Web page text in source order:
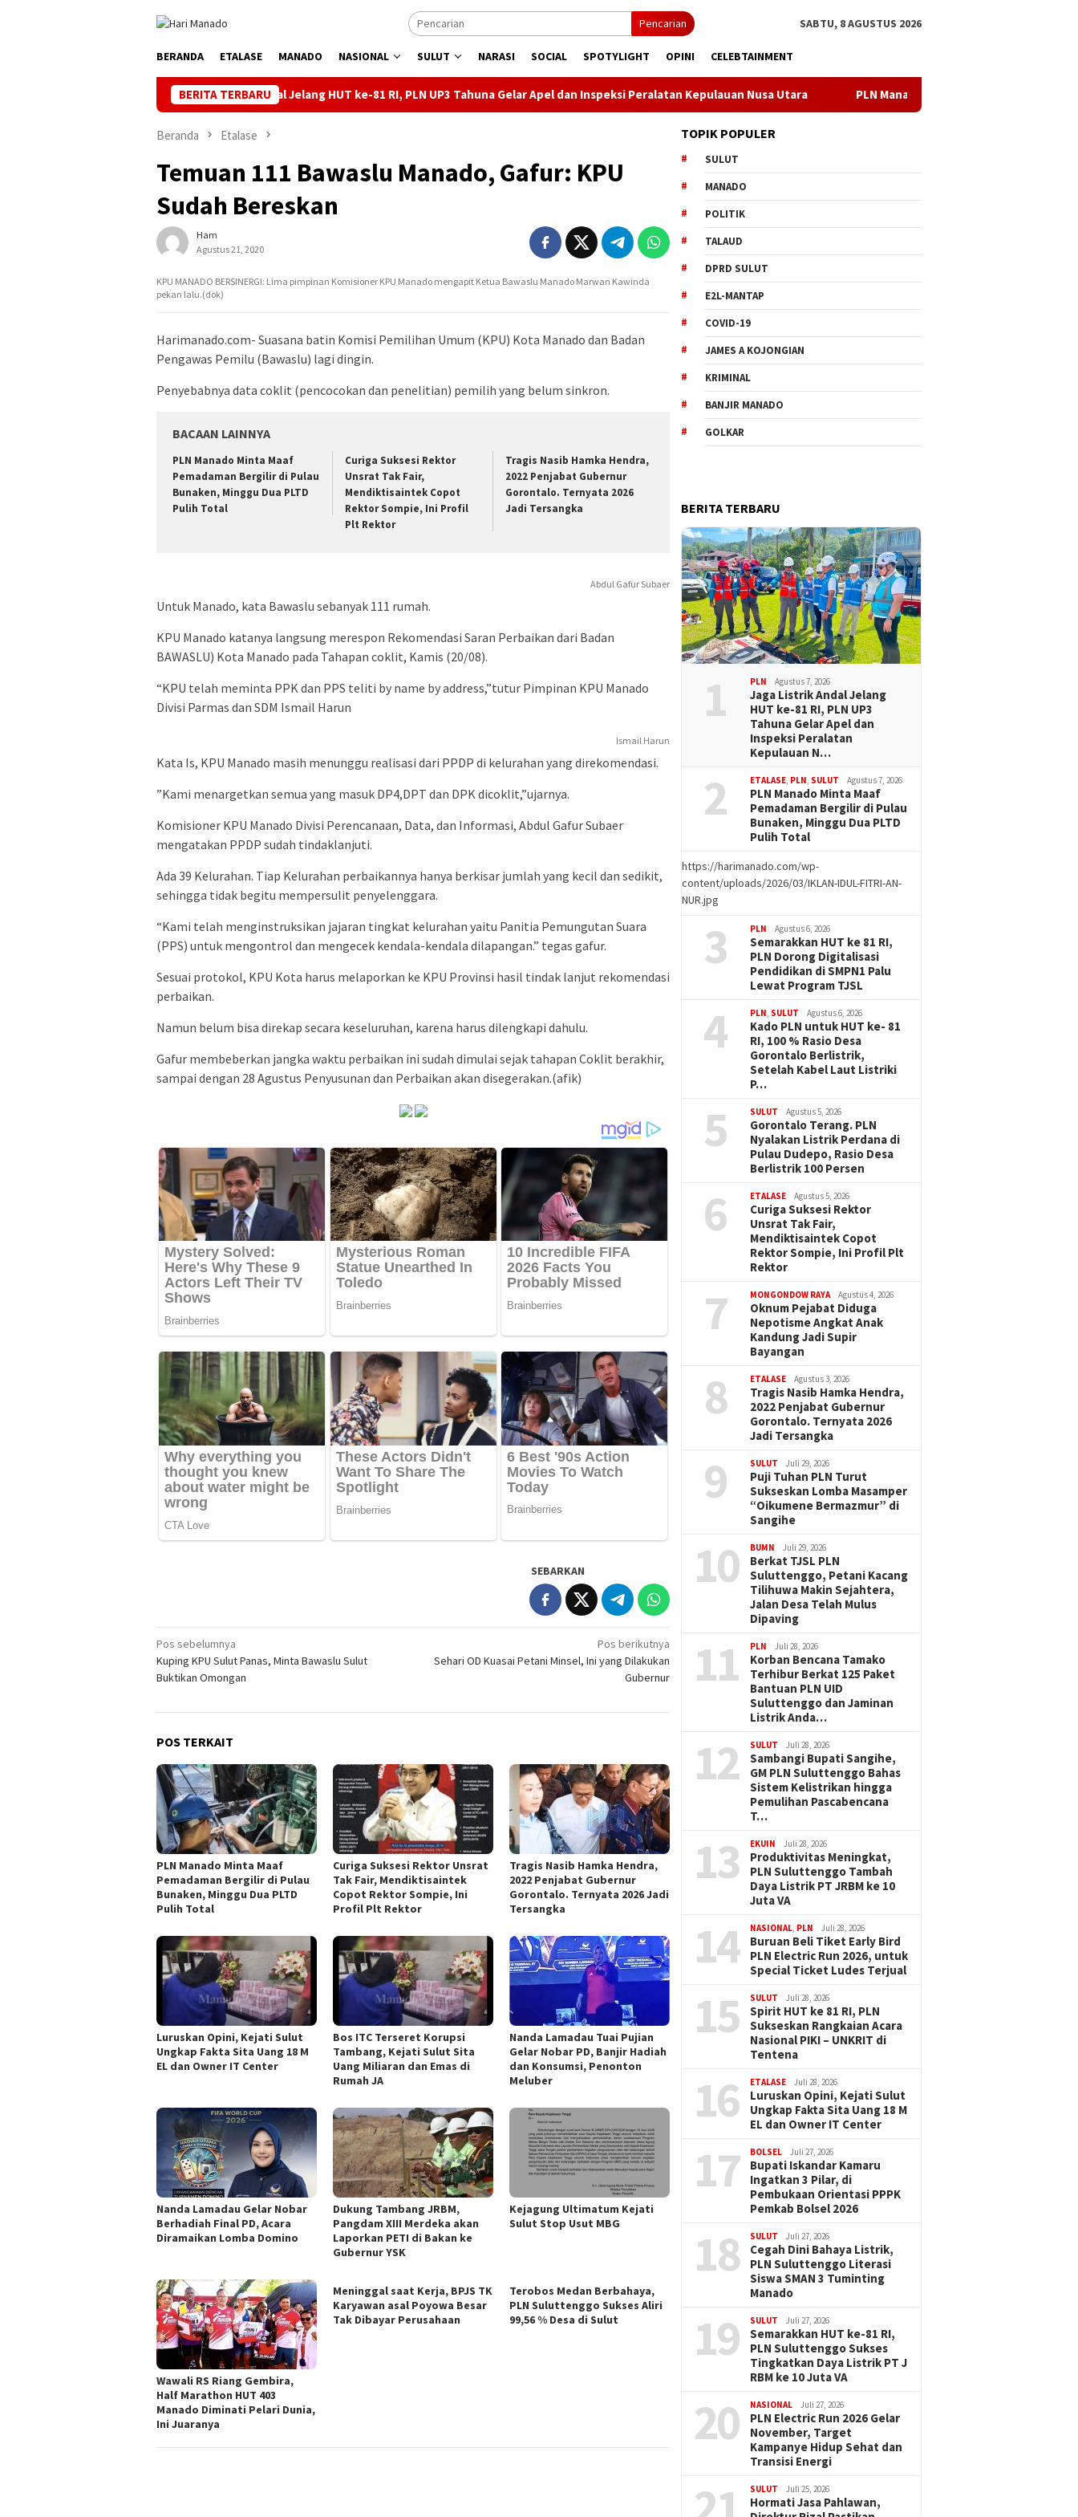
Pencarian SABTU, 8 AGUSTUS 2026
BERANDA ETALASE MANADO NASIONAL SULUT NARASI SOCIAL SPOTYLIGHT OPINI CELEBTAINMENT
BERITA TERBARU
Jaga Listrik Andal Jelang HUT ke-81 RI, PLN UP3 Tahuna Gelar Apel dan Inspeksi Peralatan Kepulauan Nusa Utara PLN Manado Minta Maaf Pemadaman Bergilir di Pulau
Beranda Etalase
Temuan 111 Bawaslu Manado, Gafur: KPU
Sudah Bereskan
Ham
Agustus 21, 2020
KPU MANADO BERSINERGI: Lima pimpinan Komisioner KPU Manado mengapit Ketua Bawaslu Manado Marwan Kawinda
pekan lalu.(dok)
Harimanado.com- Suasana batin Komisi Pemilihan Umum (KPU) Kota Manado dan Badan
Pengawas Pemilu (Bawaslu) lagi dingin.
Penyebabnya data coklit (pencocokan dan penelitian) pemilih yang belum sinkron.
BACAAN LAINNYA
PLN Manado Minta Maaf
Pemadaman Bergilir di Pulau
Bunaken, Minggu Dua PLTD
Pulih Total
Curiga Suksesi Rektor
Unsrat Tak Fair,
Mendiktisaintek Copot
Rektor Sompie, Ini Profil
Plt Rektor
Tragis Nasib Hamka Hendra,
2022 Penjabat Gubernur
Gorontalo. Ternyata 2026
Jadi Tersangka
Abdul Gafur Subaer
Untuk Manado, kata Bawaslu sebanyak 111 rumah.
KPU Manado katanya langsung merespon Rekomendasi Saran Perbaikan dari Badan
BAWASLU) Kota Manado pada Tahapan coklit, Kamis (20/08).
“KPU telah meminta PPK dan PPS teliti by name by address,”tutur Pimpinan KPU Manado
Divisi Parmas dan SDM Ismail Harun
Ismail Harun
Kata Is, KPU Manado masih menunggu realisasi dari PPDP di kelurahan yang direkomendasi.
”Kami menargetkan semua yang masuk DP4,DPT dan DPK dicoklit,”ujarnya.
Komisioner KPU Manado Divisi Perencanaan, Data, dan Informasi, Abdul Gafur Subaer
mengatakan PPDP sudah tindaklanjuti.
Ada 39 Kelurahan. Tiap Kelurahan perbaikannya hanya berkisar jumlah yang kecil dan sedikit,
sehingga tidak begitu mempersulit penyelenggara.
“Kami telah menginstruksikan jajaran tingkat kelurahan yaitu Panitia Pemungutan Suara
(PPS) untuk mengontrol dan mengecek kendala-kendala dilapangan.” tegas gafur.
Sesuai protokol, KPU Kota harus melaporkan ke KPU Provinsi hasil tindak lanjut rekomendasi
perbaikan.
Namun belum bisa direkap secara keseluruhan, karena harus dilengkapi dahulu.
Gafur membeberkan jangka waktu perbaikan ini sudah dimulai sejak tahapan Coklit berakhir,
sampai dengan 28 Agustus Penyusunan dan Perbaikan akan disegerakan.(afik)
SEBARKAN
Navigasi
pos
Pos sebelumnya
Kuping KPU Sulut Panas, Minta Bawaslu Sulut
Buktikan Omongan
Pos berikutnya
Sehari OD Kuasai Petani Minsel, Ini yang Dilakukan
Gubernur
POS TERKAIT
PLN Manado Minta Maaf
Pemadaman Bergilir di Pulau
Bunaken, Minggu Dua PLTD
Pulih Total
Curiga Suksesi Rektor Unsrat
Tak Fair, Mendiktisaintek
Copot Rektor Sompie, Ini
Profil Plt Rektor
Tragis Nasib Hamka Hendra,
2022 Penjabat Gubernur
Gorontalo. Ternyata 2026 Jadi
Tersangka
Luruskan Opini, Kejati Sulut
Ungkap Fakta Sita Uang 18 M
EL dan Owner IT Center
Bos ITC Terseret Korupsi
Tambang, Kejati Sulut Sita
Uang Miliaran dan Emas di
Rumah JA
Nanda Lamadau Tuai Pujian
Gelar Nobar PD, Banjir Hadiah
dan Konsumsi, Penonton
Meluber
Nanda Lamadau Gelar Nobar
Berhadiah Final PD, Acara
Diramaikan Lomba Domino
Dukung Tambang JRBM,
Pangdam XIII Merdeka akan
Laporkan PETI di Bakan ke
Gubernur YSK
Kejagung Ultimatum Kejati
Sulut Stop Usut MBG
Wawali RS Riang Gembira,
Half Marathon HUT 403
Manado Diminati Pelari Dunia,
Ini Juaranya
Meninggal saat Kerja, BPJS TK
Karyawan asal Poyowa Besar
Tak Dibayar Perusahaan
Terobos Medan Berbahaya,
PLN Suluttenggo Sukses Aliri
99,56 % Desa di Sulut
TOPIK POPULER
SULUT
MANADO
POLITIK
TALAUD
DPRD SULUT
E2L-MANTAP
COVID-19
JAMES A KOJONGIAN
KRIMINAL
BANJIR MANADO
GOLKAR
BERITA TERBARU
1 PLN Agustus 7, 2026
Jaga Listrik Andal Jelang
HUT ke-81 RI, PLN UP3
Tahuna Gelar Apel dan
Inspeksi Peralatan
Kepulauan N…
2 ETALASE PLN SULUT Agustus 7, 2026
PLN Manado Minta Maaf
Pemadaman Bergilir di Pulau
Bunaken, Minggu Dua PLTD
Pulih Total
https://harimanado.com/wp-
content/uploads/2026/03/IKLAN-IDUL-FITRI-AN-
NUR.jpg
3 PLN Agustus 6, 2026
Semarakkan HUT ke 81 RI,
PLN Dorong Digitalisasi
Pendidikan di SMPN1 Palu
Lewat Program TJSL
4 PLN SULUT Agustus 6, 2026
Kado PLN untuk HUT ke- 81
RI, 100 % Rasio Desa
Gorontalo Berlistrik,
Setelah Kabel Laut Listriki
P…
5 SULUT Agustus 5, 2026
Gorontalo Terang. PLN
Nyalakan Listrik Perdana di
Pulau Dudepo, Rasio Desa
Berlistrik 100 Persen
6 ETALASE Agustus 5, 2026
Curiga Suksesi Rektor
Unsrat Tak Fair,
Mendiktisaintek Copot
Rektor Sompie, Ini Profil Plt
Rektor
7 MONGONDOW RAYA Agustus 4, 2026
Oknum Pejabat Diduga
Nepotisme Angkat Anak
Kandung Jadi Supir
Bayangan
8 ETALASE Agustus 3, 2026
Tragis Nasib Hamka Hendra,
2022 Penjabat Gubernur
Gorontalo. Ternyata 2026
Jadi Tersangka
9 SULUT Juli 29, 2026
Puji Tuhan PLN Turut
Sukseskan Lomba Masamper
“Oikumene Bermazmur” di
Sangihe
10 BUMN Juli 29, 2026
Berkat TJSL PLN
Suluttenggo, Petani Kacang
Tilihuwa Makin Sejahtera,
Jalan Desa Telah Mulus
Dipaving
11 PLN Juli 28, 2026
Korban Bencana Tamako
Terhibur Berkat 125 Paket
Bantuan PLN UID
Suluttenggo dan Jaminan
Listrik Anda…
12 SULUT Juli 28, 2026
Sambangi Bupati Sangihe,
GM PLN Suluttenggo Bahas
Sistem Kelistrikan hingga
Pemulihan Pascabencana
T…
13 EKUIN Juli 28, 2026
Produktivitas Meningkat,
PLN Suluttenggo Tambah
Daya Listrik PT JRBM ke 10
Juta VA
14 NASIONAL PLN Juli 28, 2026
Buruan Beli Tiket Early Bird
PLN Electric Run 2026, untuk
Special Ticket Ludes Terjual
15 SULUT Juli 28, 2026
Spirit HUT ke 81 RI, PLN
Sukseskan Rangkaian Acara
Nasional PIKI – UNKRIT di
Tentena
16 ETALASE Juli 28, 2026
Luruskan Opini, Kejati Sulut
Ungkap Fakta Sita Uang 18 M
EL dan Owner IT Center
17 BOLSEL Juli 27, 2026
Bupati Iskandar Kamaru
Ingatkan 3 Pilar, di
Pembukaan Orientasi PPPK
Pemkab Bolsel 2026
18 SULUT Juli 27, 2026
Cegah Dini Bahaya Listrik,
PLN Suluttenggo Literasi
Siswa SMAN 3 Tuminting
Manado
19 SULUT Juli 27, 2026
Semarakkan HUT ke-81 RI,
PLN Suluttenggo Sukses
Tingkatkan Daya Listrik PT J
RBM ke 10 Juta VA
20 NASIONAL Juli 27, 2026
PLN Electric Run 2026 Gelar
November, Target
Kampanye Hidup Sehat dan
Transisi Energi
SULUT Juli 25, 2026
Hormati Jasa Pahlawan,